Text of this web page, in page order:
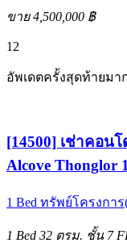
ขาย 4,500,000 ฿
12
อัพเดตครั้งสุดท้ายมา
[14500] เช่าคอน
Alcove Thonglor
1 Bed ทรัพย์โครงกา
1 Bed 32 ตรม. ชั้น 7